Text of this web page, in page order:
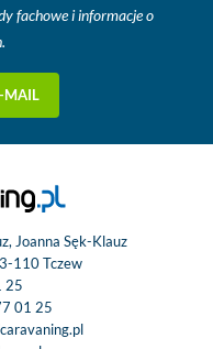
fachowe i informacje o
MAIL
Joanna Sęk-Klauz
110 Tczew
25
01 25